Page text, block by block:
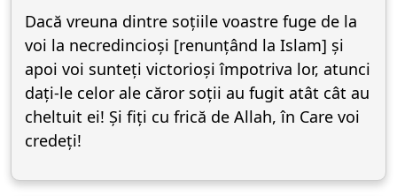
Dacă vreuna dintre soțiile voastre fuge de la
voi la necredincioși [renunțând la Islam] și
apoi voi sunteți victorioși împotriva lor, atunci
dați-le celor ale căror soții au fugit atât cât au
cheltuit ei! Și fiți cu frică de Allah, în Care voi
credeți!